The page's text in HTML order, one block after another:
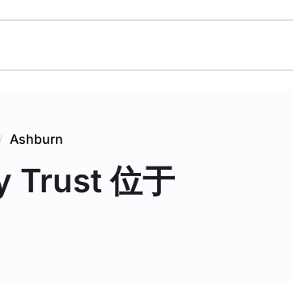
/ Ashburn
Trust 位于